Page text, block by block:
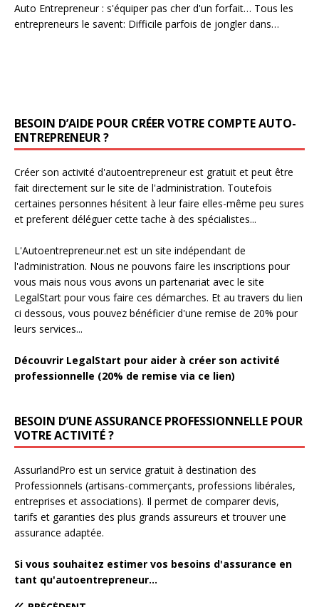
Auto Entrepreneur : s'équiper pas cher d'un forfait… Tous les
entrepreneurs le savent: Difficile parfois de jongler dans…
BESOIN D’AIDE POUR CRÉER VOTRE COMPTE AUTO-
ENTREPRENEUR ?
Créer son activité d'autoentrepreneur est gratuit et peut être
fait directement sur le site de l'administration. Toutefois
certaines personnes hésitent à leur faire elles-même peu sures
et preferent déléguer cette tache à des spécialistes...
L'Autoentrepreneur.net est un site indépendant de
l'administration. Nous ne pouvons faire les inscriptions pour
vous mais nous vous avons un partenariat avec le site
LegalStart pour vous faire ces démarches. Et au travers du lien
ci dessous, vous pouvez bénéficier d'une remise de 20% pour
leurs services...
Découvrir LegalStart pour aider à créer son activité
professionnelle (20% de remise via ce lien)
BESOIN D’UNE ASSURANCE PROFESSIONNELLE POUR
VOTRE ACTIVITÉ ?
AssurlandPro est un service gratuit à destination des
Professionnels (artisans-commerçants, professions libérales,
entreprises et associations). Il permet de comparer devis,
tarifs et garanties des plus grands assureurs et trouver une
assurance adaptée.
Si vous souhaitez estimer vos besoins d'assurance en
tant qu'autoentrepreneur...